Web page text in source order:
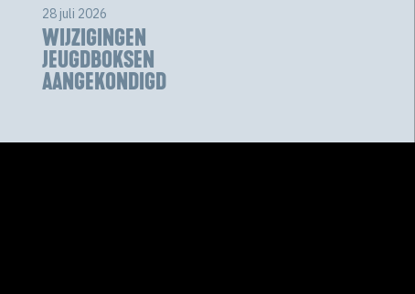
28 juli 2026
WIJZIGINGEN
JEUGDBOKSEN
AANGEKONDIGD